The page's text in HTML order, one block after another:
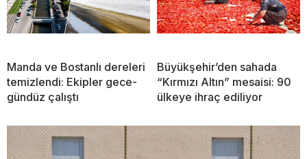
Manda ve Bostanlı dereleri
temizlendi: Ekipler gece-
gündüz çalıştı
Büyükşehir’den sahada
“Kırmızı Altın” mesaisi: 90
ülkeye ihraç ediliyor